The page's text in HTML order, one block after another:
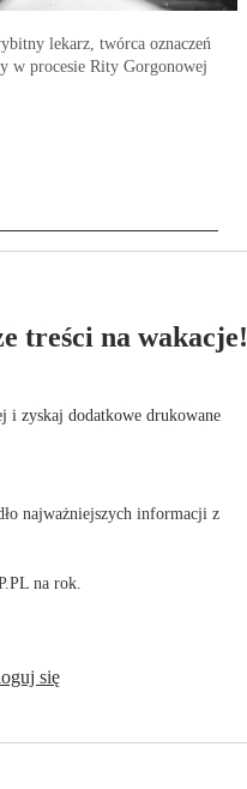
lekarz, twórca oznaczeń
w procesie Rity Gorgonowej
treści na wakacje!
i zyskaj dodatkowe drukowane
najważniejszych informacji z
na rok.
się